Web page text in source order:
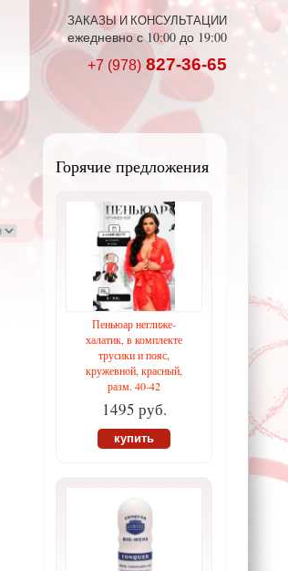
ЗАКАЗЫ И КОНСУЛЬТАЦИИ
ежедневно с 10:00 до 19:00
+7 (978) 827-36-65
Горячие предложения
Пеньюар неглиже-
халатик, в комплекте
трусики и пояс,
кружевной, красный,
разм. 40-42
1495 руб.
купить